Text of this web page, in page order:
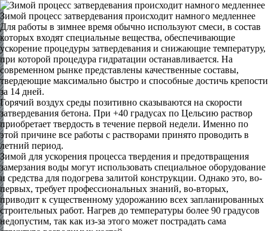
Зимой процесс затвердевания происходит намного медленнее
Для работы в зимнее время обычно используют смеси, в состав
которых входят специальные вещества, обеспечивающие
ускорение процедуры затвердевания и снижающие температуру,
при которой процедура гидратации останавливается. На
современном рынке представлены качественные составы,
твердеющие максимально быстро и способные достичь крепости
за 14 дней.
Горячий воздух среды позитивно сказываются на скорости
затвердевания бетона. При +40 градусах по Цельсию раствор
приобретает твердость в течение первой недели. Именно по
этой причине все работы с растворами принято проводить в
летний период.
Зимой для ускорения процесса твердения и предотвращения
замерзания воды могут использовать специальное оборудование
и средства для подогрева залитой конструкции. Однако это, во-
первых, требует профессиональных знаний, во-вторых,
приводит к существенному удорожанию всех запланированных
строительных работ. Нагрев до температуры более 90 градусов
недопустим, так как из-за этого может пострадать сама